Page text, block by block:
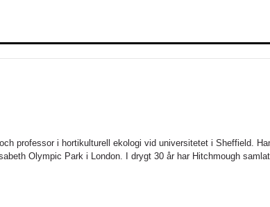
professor i hortikulturell ekologi vid universitetet i Sheffield.
Olympic Park i London. I drygt 30 år har Hitchmough samlat